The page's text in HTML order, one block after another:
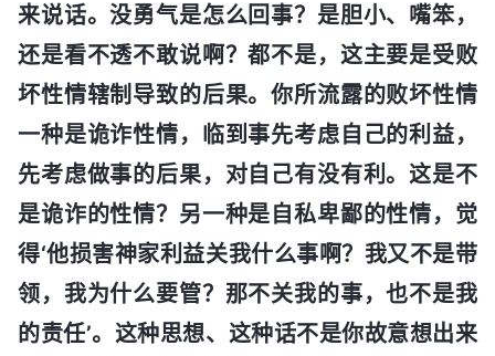
来说话。没勇气是怎么回事？是胆小、嘴笨，
还是看不透不敢说啊？都不是，这主要是受败
坏性情辖制导致的后果。你所流露的败坏性情
一种是诡诈性情，临到事先考虑自己的利益，
先考虑做事的后果，对自己有没有利。这是不
是诡诈的性情？另一种是自私卑鄙的性情，觉
得‘他损害神家利益关我什么事啊？我又不是带
领，我为什么要管？那不关我的事，也不是我
的责任’。这种思想、这种话不是你故意想出来